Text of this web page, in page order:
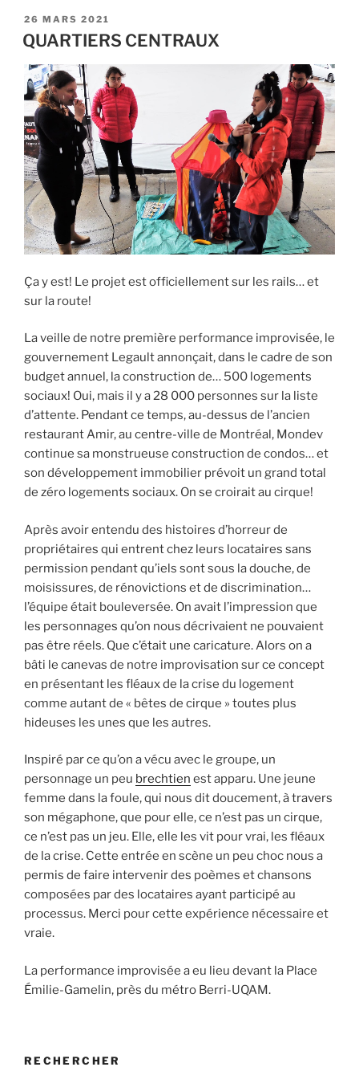
PUBLIÉ
LE
26 MARS 2021
QUARTIERS CENTRAUX
Ça y est! Le projet est officiellement sur les rails… et
sur la route!
La veille de notre première performance improvisée, le
gouvernement Legault annonçait, dans le cadre de son
budget annuel, la construction de… 500 logements
sociaux! Oui, mais il y a 28 000 personnes sur la liste
d’attente. Pendant ce temps, au-dessus de l’ancien
restaurant Amir, au centre-ville de Montréal, Mondev
continue sa monstrueuse construction de condos… et
son développement immobilier prévoit un grand total
de zéro logements sociaux. On se croirait au cirque!
Après avoir entendu des histoires d’horreur de
propriétaires qui entrent chez leurs locataires sans
permission pendant qu’iels sont sous la douche, de
moisissures, de rénovictions et de discrimination…
l’équipe était bouleversée. On avait l’impression que
les personnages qu’on nous décrivaient ne pouvaient
pas être réels. Que c’était une caricature. Alors on a
bâti le canevas de notre improvisation sur ce concept
en présentant les fléaux de la crise du logement
comme autant de « bêtes de cirque » toutes plus
hideuses les unes que les autres.
Inspiré par ce qu’on a vécu avec le groupe, un
personnage un peu brechtien est apparu. Une jeune
femme dans la foule, qui nous dit doucement, à travers
son mégaphone, que pour elle, ce n’est pas un cirque,
ce n’est pas un jeu. Elle, elle les vit pour vrai, les fléaux
de la crise. Cette entrée en scène un peu choc nous a
permis de faire intervenir des poèmes et chansons
composées par des locataires ayant participé au
processus. Merci pour cette expérience nécessaire et
vraie.
La performance improvisée a eu lieu devant la Place
Émilie-Gamelin, près du métro Berri-UQAM.
RECHERCHER